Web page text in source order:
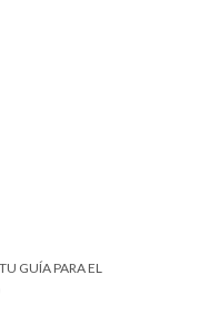
GUÍA PARA EL